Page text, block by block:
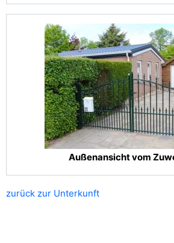
Außenansicht vom
zurück zur Unterkunft